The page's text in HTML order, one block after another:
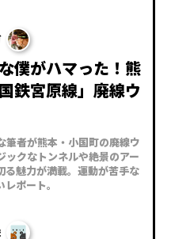
僕がハマった！熊
鉄宮原線」廃線ウ
筆者が熊本・小国町の廃線ウ
ックなトンネルや絶景のアー
る魅力が満載。運動が苦手な
ポート。